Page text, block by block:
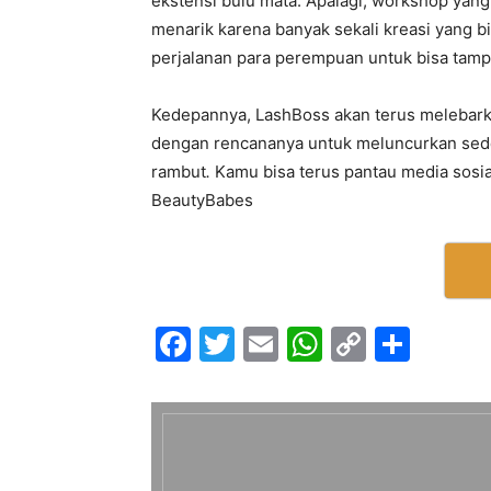
menarik karena banyak sekali kreasi yang
perjalanan para perempuan untuk bisa
Kedepannya, LashBoss akan terus
dengan rencananya untuk meluncurkan
rambut. Kamu bisa terus pantau media
BeautyBabes
F
c
T
itt
E
ai
W
at
C
p ar